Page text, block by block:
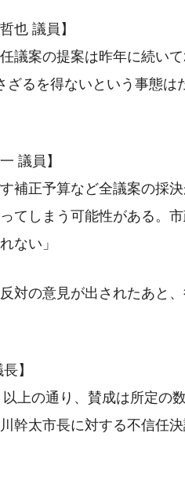
也 議員】
議案の提案は昨年に続い
ざるを得ないという事態は
議員】
補正予算など全議案の採
てしまう可能性がある。
ない」
対の意見が出されたあと
】
以上の通り、賛成は所定の
幹太市長に対する不信任